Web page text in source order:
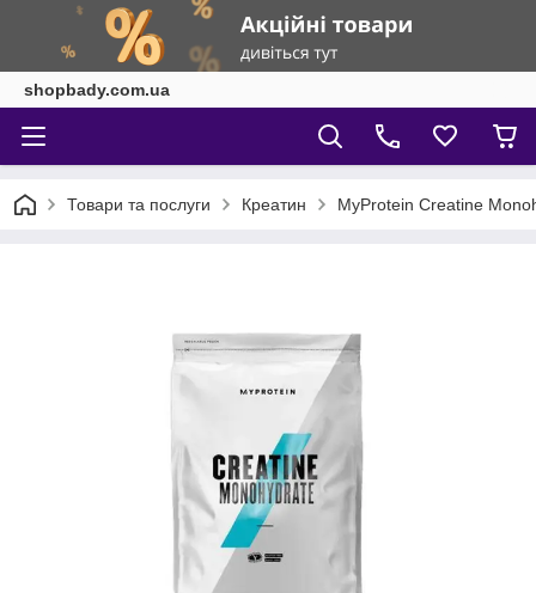
shopbady.com.ua
Товари та послуги Креатин MyProtein Creatine